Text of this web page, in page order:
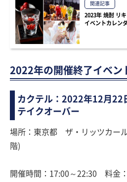
関連記事
2023年 焼酎 リ
イベントカレン
2022年の開催終了イベン
カクテル：2022年12月22
テイクオーバー
場所：東京都 ザ・リッツカー
階)
開催時間：17:00～22:30 料金